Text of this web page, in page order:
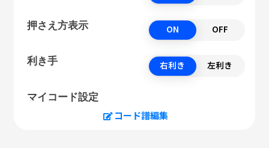
押さえ方表示 ON OFF
利き手 右利き 左利き
マイコード設定
コード譜編集